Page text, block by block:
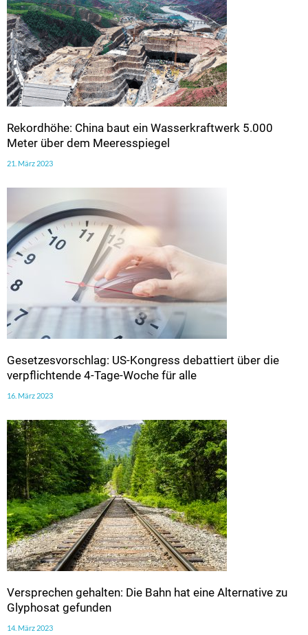
Rekordhöhe: China baut ein Wasserkraftwerk 5.000
Meter über dem Meeresspiegel
21. März 2023
Gesetzesvorschlag: US-Kongress debattiert über die
verpflichtende 4-Tage-Woche für alle
16. März 2023
Versprechen gehalten: Die Bahn hat eine Alternative zu
Glyphosat gefunden
14. März 2023